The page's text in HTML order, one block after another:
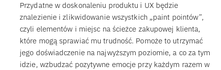
Przydatne w doskonaleniu produktu i UX będzie
znalezienie i zlikwidowanie wszystkich „paint pointów”,
czyli elementów i miejsc na ścieżce zakupowej klienta,
które mogą sprawiać mu trudność. Pomoże to utrzymać
jego doświadczenie na najwyższym poziomie, a co za tym
idzie, wzbudzać pozytywne emocje przy każdym razem w